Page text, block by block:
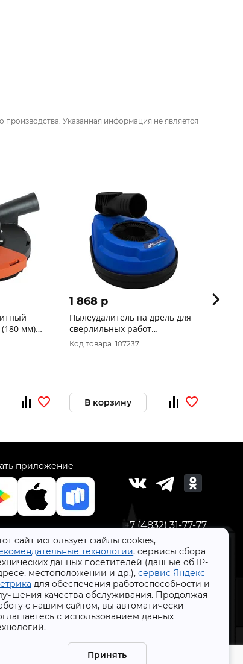
сайт использует файлы cookies,
технологии, сервисы сбора
данных посетителей (данные об IP-
местоположении и др.), сервис Яндекс
для обеспечения работоспособности и
качества обслуживания. Продолжая
с нашим сайтом, вы автоматически
с использованием данных
Принять
Указанная информация не является
мм)
1 868 p
Пылеудалитель на дрель для
сверлильных работ
Код товара: 107237
В корзину
85 p
приложение
+7 (4832) 31-77-77
СтройлоН 1998-2026 г.
Публичная оферта
Обработка персональных данных
Политика конфиденциальности сервисов Яндекс